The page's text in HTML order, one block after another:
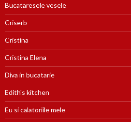
Bucataresele vesele
Criserb
Cristina
Cristina Elena
Diva in bucatarie
Edith's kitchen
Eu si calatoriile mele